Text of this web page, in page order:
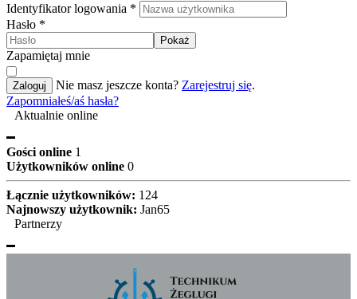
Identyfikator logowania *
Hasło *
Pokaż
Zapamiętaj mnie
Zaloguj Nie masz jeszcze konta? Zarejestruj się.
Zapomniałeś/aś hasła?
Aktualnie online
Gości online 1
Użytkowników online 0
Łącznie użytkowników: 124
Najnowszy użytkownik: Jan65
Partnerzy